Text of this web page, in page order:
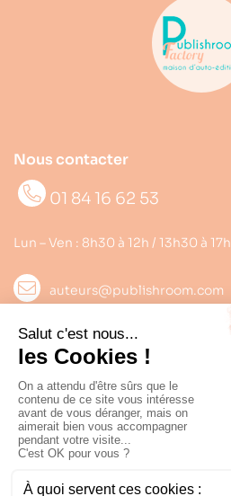
Nous contacter
01 84 16 62 53
Lun – Ven : 8h30 à 12h / 13h30 à 17h
auteurs@publishroom.com
Informations
Suivez nous
Copyright © 2022Publishroom